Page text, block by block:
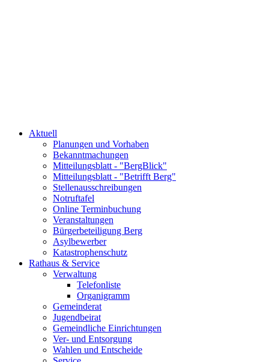
Aktuell
Planungen und Vorhaben
Bekanntmachungen
Mitteilungsblatt - "BergBlick"
Mitteilungsblatt - "Betrifft Berg"
Stellenausschreibungen
Notruftafel
Online Terminbuchung
Veranstaltungen
Bürgerbeteiligung Berg
Asylbewerber
Katastrophenschutz
Rathaus & Service
Verwaltung
Telefonliste
Organigramm
Gemeinderat
Jugendbeirat
Gemeindliche Einrichtungen
Ver- und Entsorgung
Wahlen und Entscheide